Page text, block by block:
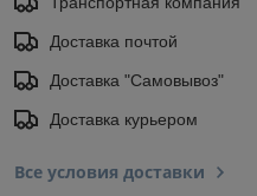
Доставка почтой
Доставка "Самовывоз"
Доставка курьером
Все условия доставки